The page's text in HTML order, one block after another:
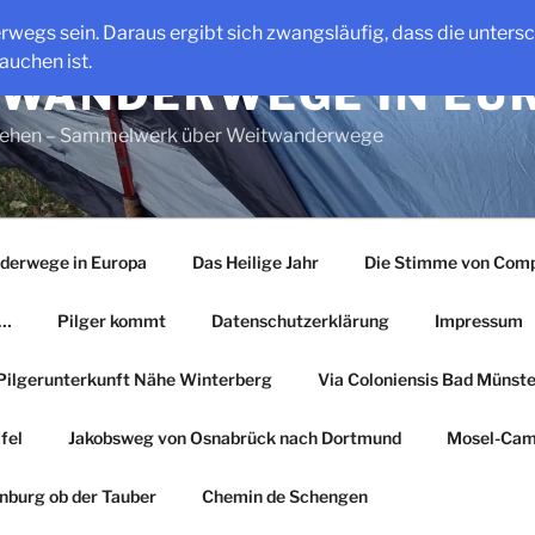
sein. Daraus ergibt sich zwangsläufig, dass die
ist.
IN
– Sammelwerk über Weitwanderwege
in Europa Das Heilige Jahr Die Stimme von
Pilger kommt Datenschutzerklärung Impressum
Nähe Winterberg Via Coloniensis Bad
Jakobsweg von Osnabrück nach Dortmund Mosel-
ob der Tauber Chemin de Schengen